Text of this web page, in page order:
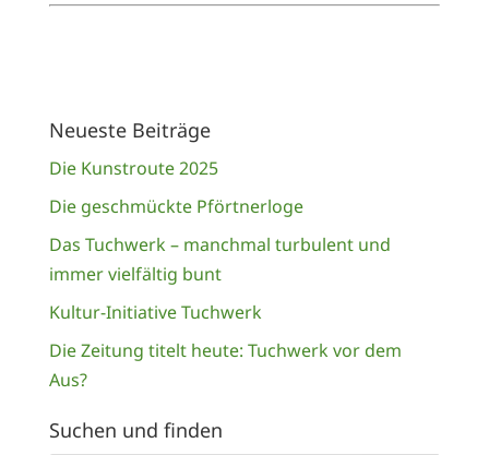
Neueste Beiträge
Die Kunstroute 2025
Die geschmückte Pförtnerloge
Das Tuchwerk – manchmal turbulent und
immer vielfältig bunt
Kultur-Initiative Tuchwerk
Die Zeitung titelt heute: Tuchwerk vor dem
Aus?
Suchen und finden